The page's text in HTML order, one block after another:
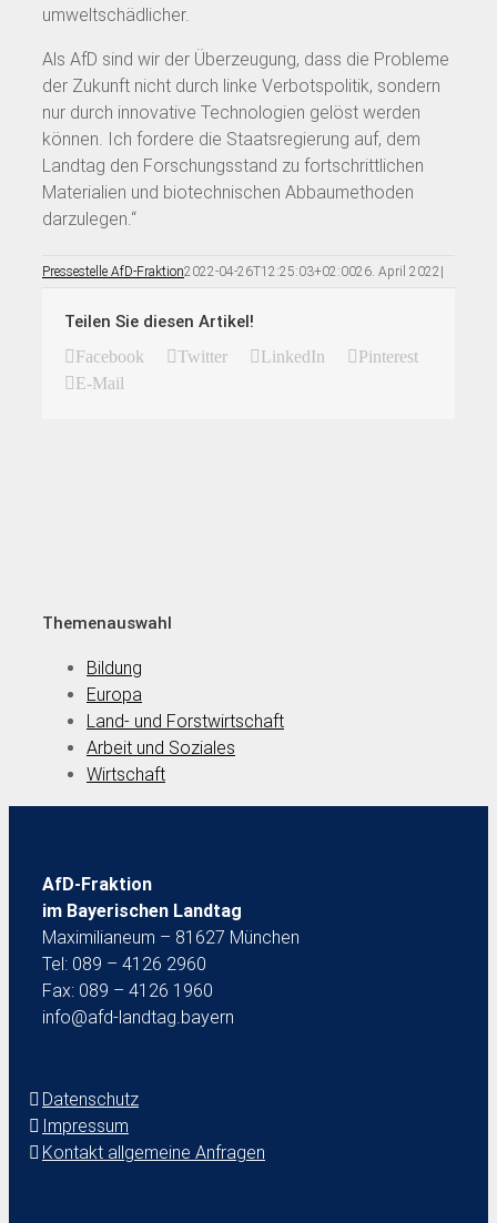
umweltschädlicher.
Als AfD sind wir der Überzeugung, dass die Probleme
der Zukunft nicht durch linke Verbotspolitik, sondern
nur durch innovative Technologien gelöst werden
können. Ich fordere die Staatsregierung auf, dem
Landtag den Forschungsstand zu fortschrittlichen
Materialien und biotechnischen Abbaumethoden
darzulegen.“
Pressestelle AfD-Fraktion2022-04-26T12:25:03+02:0026. April 2022 |
Teilen Sie diesen Artikel!
Facebook Twitter LinkedIn
Pinterest
E-Mail
Themenauswahl
Bildung
Europa
Land- und Forstwirtschaft
Arbeit und Soziales
Wirtschaft
AfD-Fraktion
im Bayerischen Landtag
Maximilianeum – 81627 München
Tel: 089 – 4126 2960
Fax: 089 – 4126 1960
info@afd-landtag.bayern
Datenschutz
Impressum
Kontakt allgemeine Anfragen